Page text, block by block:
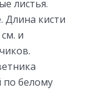
листья.
кисти
и
по белому